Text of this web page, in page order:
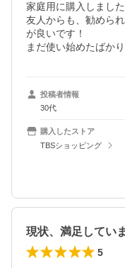
家庭用に購入しました
友人からも、勧めら
が良いです！
まだ使い始めたばか
投稿者情報
30代
購入したストア
TBSショッピング
現状、満足してい
5